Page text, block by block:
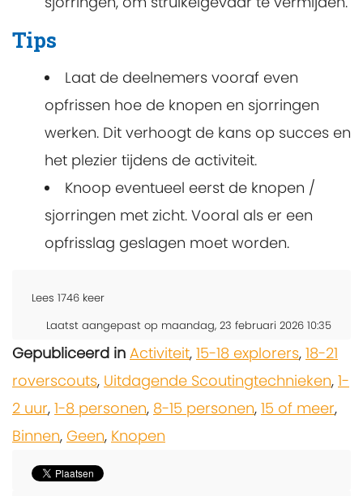
Tips
Laat de deelnemers vooraf even
opfrissen hoe de knopen en sjorringen
werken. Dit verhoogt de kans op succes en
het plezier tijdens de activiteit.
Knoop eventueel eerst de knopen /
sjorringen met zicht. Vooral als er een
opfrisslag geslagen moet worden.
Lees 1746 keer
Laatst aangepast op maandag, 23 februari 2026 10:35
Gepubliceerd in Activiteit, 15-18 explorers, 18-21
roverscouts, Uitdagende Scoutingtechnieken, 1-
2 uur, 1-8 personen, 8-15 personen, 15 of meer,
Binnen, Geen, Knopen